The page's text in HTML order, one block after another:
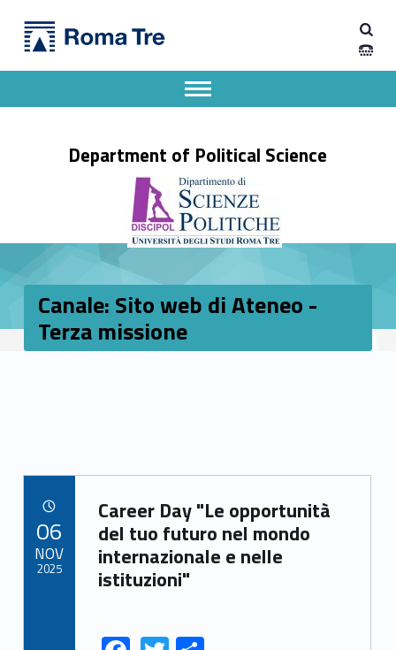
Canale: Sito web di Ateneo - Terza missione - Dipartimento di Scienze Politiche
Department of Political Science
Apri il menu secondario
Header info sidebar
Canale: Sito web di Ateneo -
Terza missione
Link identifier archive #link-archive-29650
Career Day "Le opportunità
del tuo futuro nel mondo
internazionale e nelle
istituzioni"
Link identifier share facebook archive #share-link-archive-4065 Link identifier share twitter archive #share-link-archive-97197
06
NOV
2025